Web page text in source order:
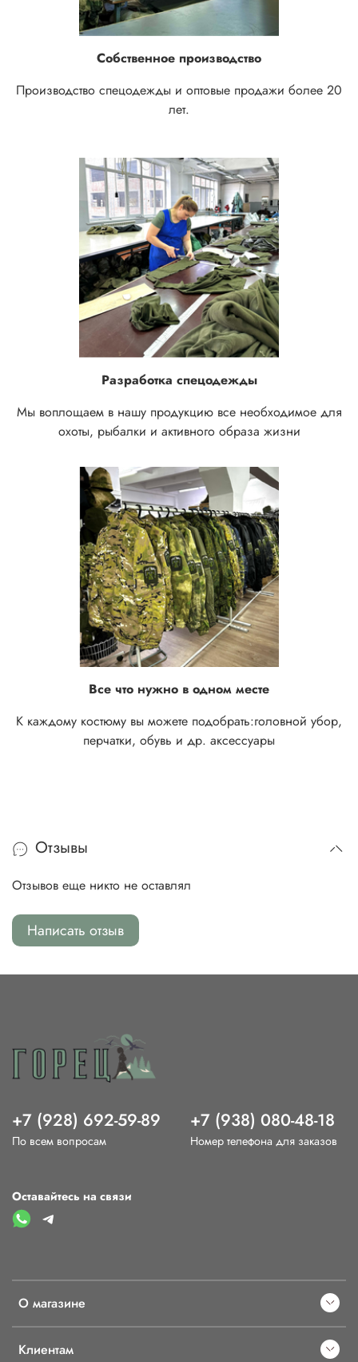
Собственное производство
Производство спецодежды и оптовые продажи более 20
лет.
Разработка спецодежды
Мы воплощаем в нашу продукцию все необходимое для
охоты, рыбалки и активного образа жизни
Все что нужно в одном месте
К каждому костюму вы можете подобрать:головной убор,
перчатки, обувь и др. аксессуары
Отзывы
Отзывов еще никто не оставлял
Написать отзыв
О магазине
Клиентам
+7 (928) 692-59-89
По всем вопросам
+7 (938) 080-48-18
Номер телефона для заказов
Оставайтесь на связи